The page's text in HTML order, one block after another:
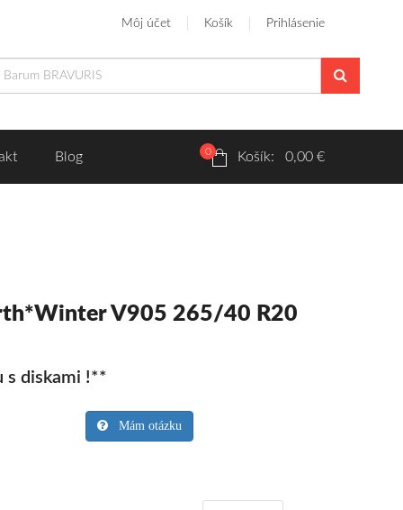
Môj účet Košík Prihlásenie
Blog 0 Košík: 0,00 €
V905 265/40 R20
s diskami !**
Mám otázku